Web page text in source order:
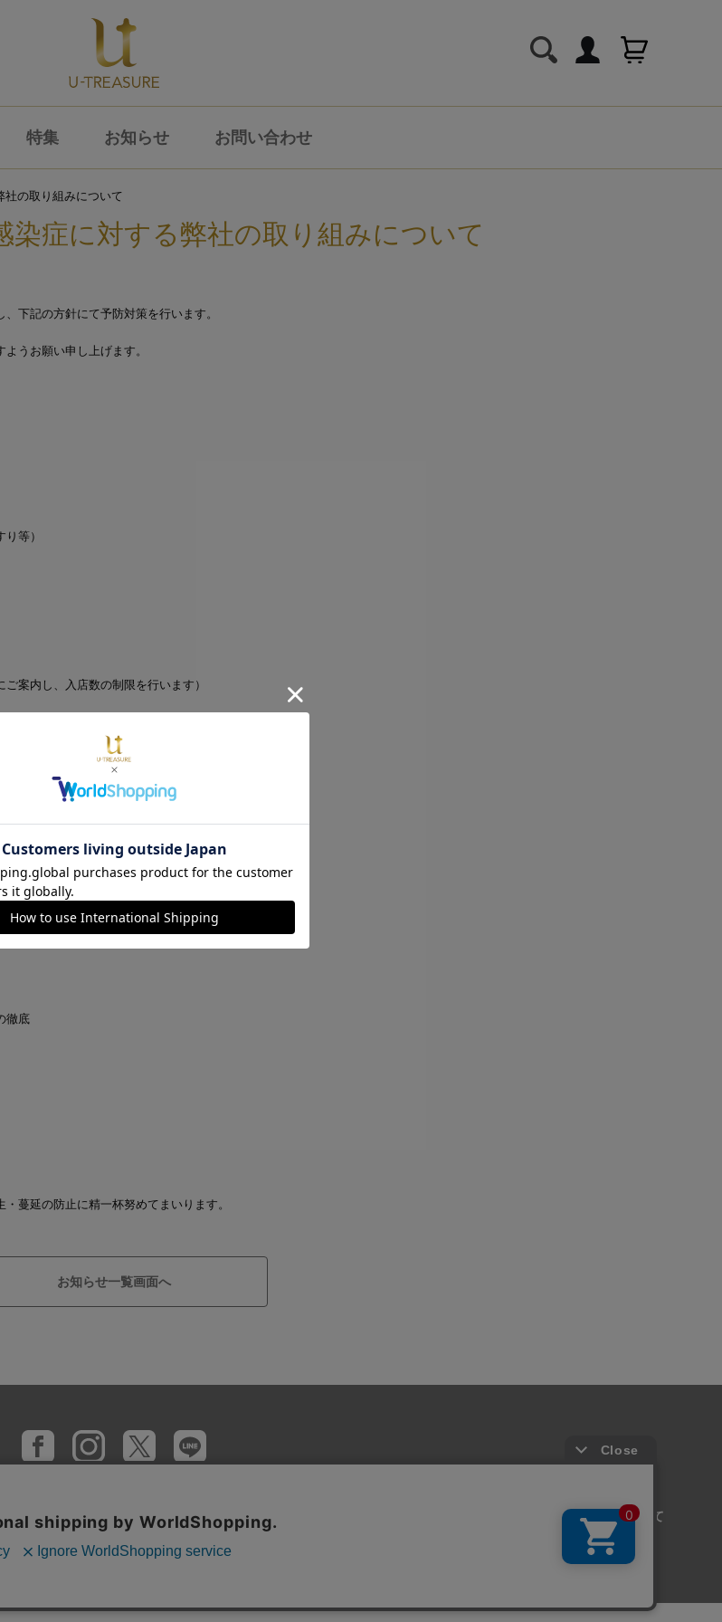
特集 お知らせ お問い合わせ
社の取り組みについて
染症に対する弊社の取り組みについて
、下記の方針にて予防対策を行います。
うお願い申し上げます。
等）
案内し、入店数の制限を行います）
以上の方は、ご入店をご遠慮願います。
までお申し付けください。
徹底
蔓延の防止に精一杯努めてまいります。
お知らせ一覧画面へ
ライバシーポリシー サイトご利用規約 CLUB会員について
国店舗一覧 U-TREASUREについて